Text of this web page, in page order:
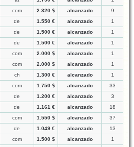
com 2.320 $ alcanzado
9
de 1.550 € alcanzado
1
de 1.500 € alcanzado
1
de 1.500 € alcanzado
1
com 2.000 $ alcanzado
1
com 2.000 $ alcanzado
1
ch 1.300 € alcanzado
1
com 1.750 $ alcanzado
33
de 1.200 € alcanzado
3
de 1.161 € alcanzado
18
com 1.550 $ alcanzado
37
de 1.049 € alcanzado
13
com 1.500 $ alcanzado
1